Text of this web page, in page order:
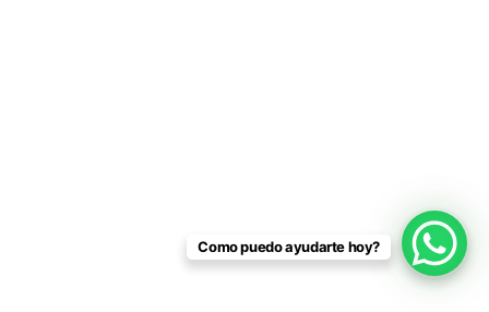
Como puedo ayudarte hoy?